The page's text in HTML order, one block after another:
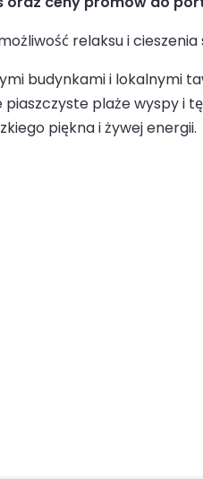
relaksu i cieszenia
budynkami i lokalnymi
plaże wyspy i
piękna i żywej energii.